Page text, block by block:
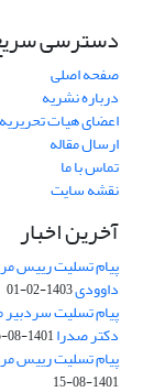
دسترسی
صفحه اصلی
درباره نشریه
اعضای هیات تحریریه
ارسال مقاله
تماس با ما
نقشه سایت
آخرین اخبار
پیام تسلیت رییس
داوودی1403-02-01
پیام تسلیت
دکتر صدرا1401-08-15
پیام تسلیت رییس
1401-08-15